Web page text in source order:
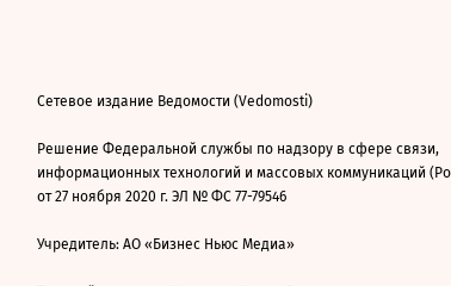
Сетевое издание Ведомости (Vedomosti)
Решение Федеральной службы по надзору в сфере связи,
информационных технологий и массовых коммуникаций
от 27 ноября 2020 г. ЭЛ № ФС 77-79546
Учредитель: АО «Бизнес Ньюс Медиа»